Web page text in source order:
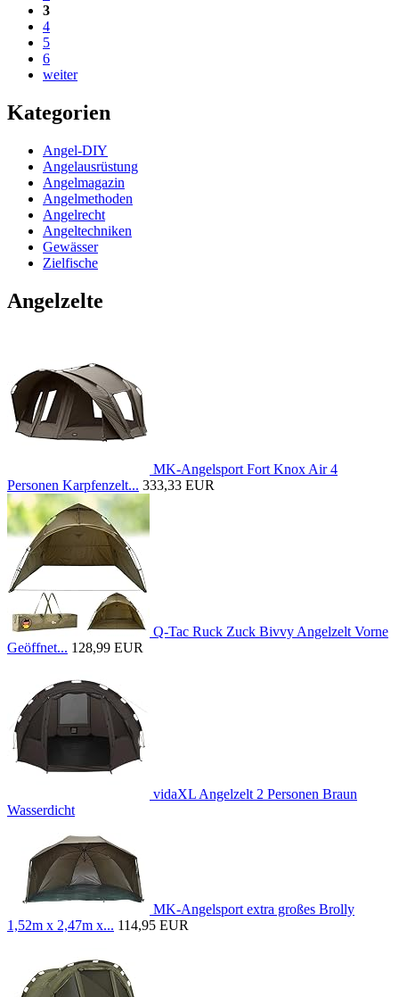
3
4
5
6
weiter
Kategorien
Angel-DIY
Angelausrüstung
Angelmagazin
Angelmethoden
Angelrecht
Angeltechniken
Gewässer
Zielfische
Angelzelte
MK-Angelsport Fort Knox Air 4
Personen Karpfenzelt... 333,33 EUR
Q-Tac Ruck Zuck Bivvy Angelzelt Vorne
Geöffnet... 128,99 EUR
vidaXL Angelzelt 2 Personen Braun
Wasserdicht
MK-Angelsport extra großes Brolly
1,52m x 2,47m x... 114,95 EUR